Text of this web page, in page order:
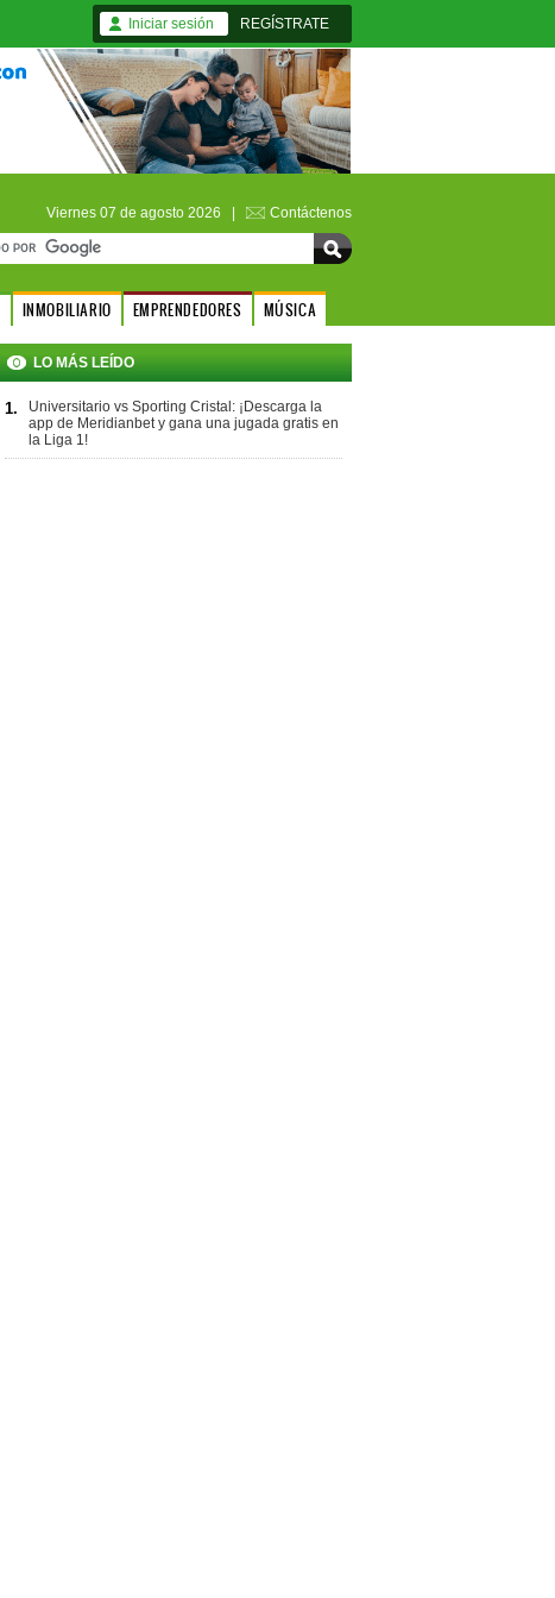
Iniciar sesión REGÍSTRATE
Viernes 07 de agosto 2026 | Contáctenos
INMOBILIARIO EMPRENDEDORES MÚSICA
LO MÁS LEÍDO
1.
Universitario vs Sporting Cristal: ¡Descarga la
app de Meridianbet y gana una jugada gratis en
la Liga 1!